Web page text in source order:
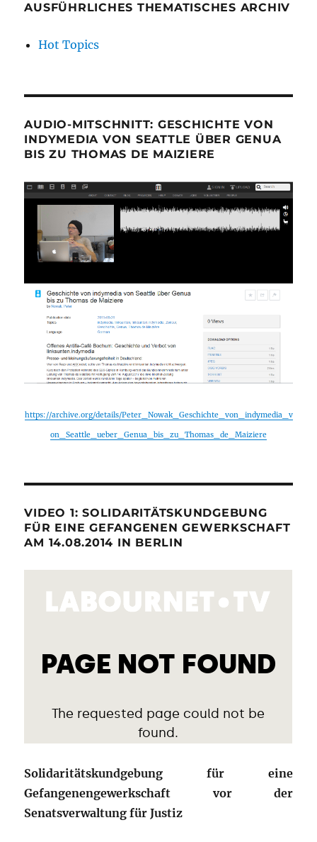
AUSFÜHRLICHES THEMATISCHES ARCHIV
Hot Topics
AUDIO-MITSCHNITT: GESCHICHTE VON
INDYMEDIA VON SEATTLE ÜBER GENUA
BIS ZU THOMAS DE MAIZIERE
https://archive.org/details/Peter_Nowak_Geschichte_von_indymedia_v
on_Seattle_ueber_Genua_bis_zu_Thomas_de_Maiziere
VIDEO 1: SOLIDARITÄTSKUNDGEBUNG
FÜR EINE GEFANGENEN GEWERKSCHAFT
AM 14.08.2014 IN BERLIN
Solidaritätskundgebung für eine
Gefangenengewerkschaft vor der
Senatsverwaltung für Justiz